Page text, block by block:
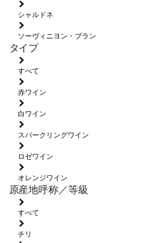
シャルドネ
ソーヴィニヨン・ブラン
タイプ
すべて
赤ワイン
白ワイン
スパークリングワイン
ロゼワイン
オレンジワイン
原産地呼称／等級
すべて
チリ